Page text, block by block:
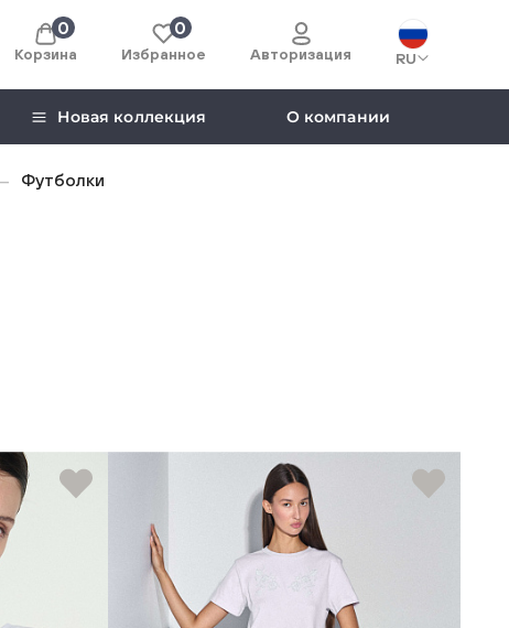
Корзина
0 0
Избранное Авторизация RU
Новая коллекция О компании
Футболки